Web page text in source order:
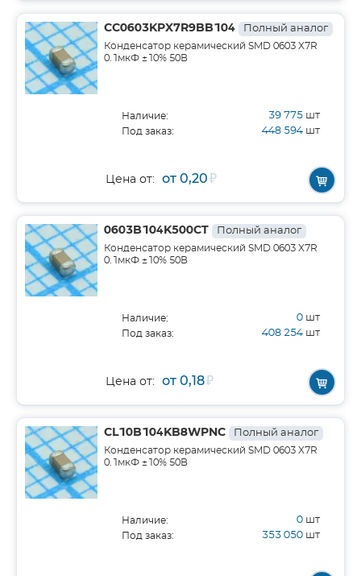
CC0603KPX7R9BB104 Полный аналог
Конденсатор керамический SMD 0603 X7R
0.1мкФ ±10% 50В
Наличие: 39 775 шт
Под заказ: 448 594 шт
Цена от: от 0,20₽
0603B104K500CT Полный аналог
Конденсатор керамический SMD 0603 X7R
0.1мкФ ±10% 50В
Наличие: 0 шт
Под заказ: 408 254 шт
Цена от: от 0,18₽
CL10B104KB8WPNC Полный аналог
Конденсатор керамический SMD 0603 X7R
0.1мкФ ±10% 50В
Наличие: 0 шт
Под заказ: 353 050 шт